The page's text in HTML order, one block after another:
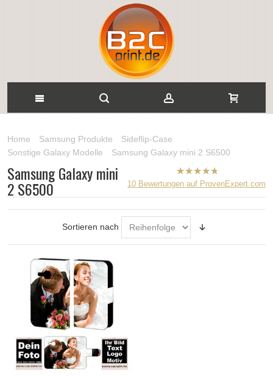
Home Samsung Produkte
Sideflip-Case
Sonstige Galaxy Modelle
Samsung Galaxy mini 2 S6500
B2CPrint
Sternen |
10 Bewertungen auf ProvenExpert.com
Samsung Galaxy mini
2 S6500
Sortieren nach